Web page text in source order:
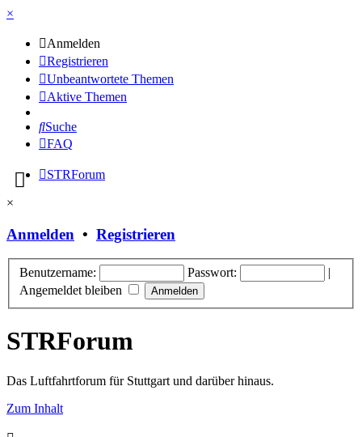
×
Anmelden
Registrieren
Unbeantwortete Themen
Aktive Themen
Suche
FAQ
STRForum
×
Anmelden • Registrieren
Benutzername: Passwort:
|
Angemeldet bleiben
STRForum
Das Luftfahrtforum für Stuttgart und darüber hinaus.
Zum Inhalt